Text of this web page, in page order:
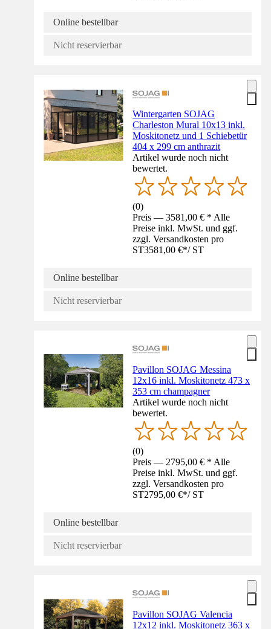
Online bestellbar
Nicht reservierbar
Wintergarten SOJAG
Charleston Mural 10x13 inkl.
Moskitonetz und 1 Schiebetür
404 x 299 cm anthrazit
Artikel wurde noch nicht
bewertet.
(0)
Preis — 3581,00 € * Alle
Preise inkl. MwSt. und ggf.
zzgl. Versandkosten pro
ST3581,00 €*/ ST
Online bestellbar
Nicht reservierbar
Pavillon SOJAG Messina
12x16 inkl. Moskitonetz 473 x
353 cm champagner
Artikel wurde noch nicht
bewertet.
(0)
Preis — 2795,00 € * Alle
Preise inkl. MwSt. und ggf.
zzgl. Versandkosten pro
ST2795,00 €*/ ST
Online bestellbar
Nicht reservierbar
Pavillon SOJAG Valencia
12x12 inkl. Moskitonetz 363 x